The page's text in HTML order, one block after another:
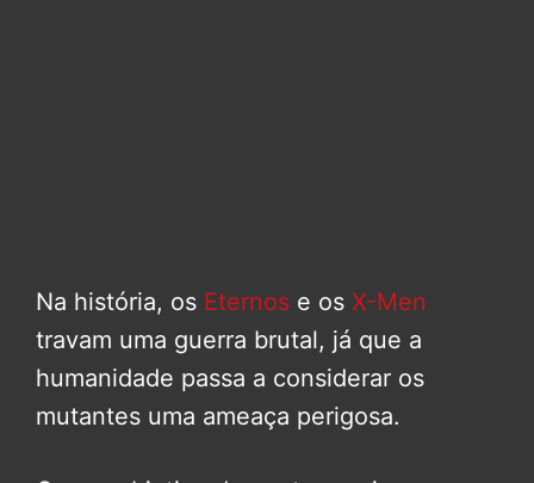
Na história, os Eternos e os X-Men
travam uma guerra brutal, já que a
humanidade passa a considerar os
mutantes uma ameaça perigosa.